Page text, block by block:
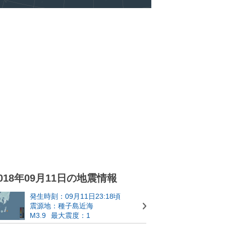
年09月11日の地震情報
発生時刻：09月11日23:18頃
震源地：種子島近海
M3.9
最大震度：1